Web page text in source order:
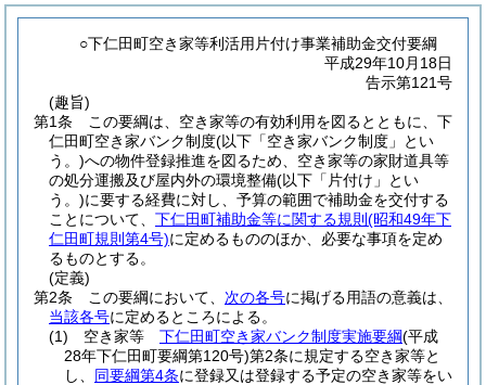
○下仁田町空き家等利活用片付け事業補助金交付要綱
平成29年10月18日
告示第121号
(趣旨)
第1条
この要綱は、空き家等の有効利用を図るとともに、下
仁田町空き家バンク制度(以下「空き家バンク制度」とい
う。)への物件登録推進を図るため、空き家等の家財道具等
の処分運搬及び屋内外の環境整備(以下「片付け」とい
う。)に要する経費に対し、予算の範囲で補助金を交付する
ことについて、 下仁田町補助金等に関する規則 (昭和49年下
仁田町規則第4号)に定めるもののほか、必要な事項を定め
るものとする。
(定義)
第2条
この要綱において、 次の各号に掲げる用語の意義は、
当該各号に定めるところによる。
(1)
空き家等 下仁田町空き家バンク制度実施要綱(平成
28年下仁田町要綱第120号)第2条に規定する空き家等と
し、 同要綱第4条に登録又は登録する予定の空き家等をい